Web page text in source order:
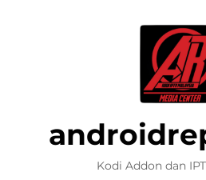
Kodi Addon dan